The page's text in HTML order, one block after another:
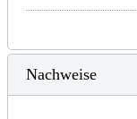
Nachweise